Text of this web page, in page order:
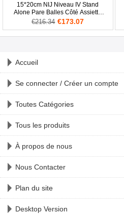
15*20cm NIJ Niveau IV Stand
Alone Pare Balles Côté Assiette
Al2o3 Balistique ESAPI Panneau
€216.34 €173.07
Accueil
Se connecter / Créer un compte
Toutes Catégories
Tous les produits
À propos de nous
Nous Contacter
Plan du site
Desktop Version